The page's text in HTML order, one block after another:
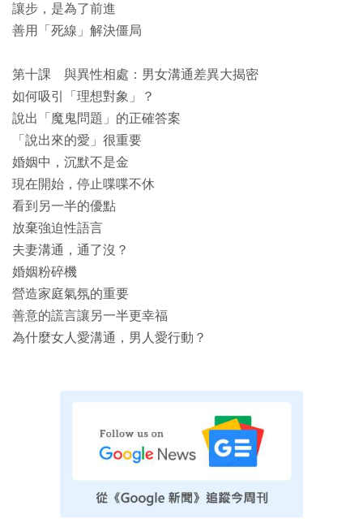
讓步，是為了前進
善用「死線」解決僵局
第十課 與異性相處：男女溝通差異大揭密
如何吸引「理想對象」？
說出「魔鬼問題」的正確答案
「說出來的愛」很重要
婚姻中，沉默不是金
現在開始，停止喋喋不休
看到另一半的優點
放棄強迫性語言
夫妻溝通，通了沒？
婚姻粉碎機
營造家庭氣氛的重要
善意的謊言讓另一半更幸福
為什麼女人愛溝通，男人愛行動？